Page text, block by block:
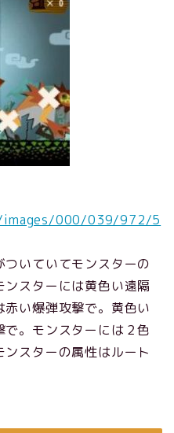
000/039/972/5
いていてモンスターの
スターには黄色い遠隔
い爆弾攻撃で。黄色い
。モンスターには２色
スターの属性はルート